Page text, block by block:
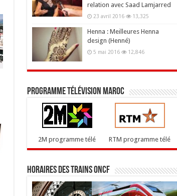
relation avec Saad Lamjarred
23 avril 2016 13,325
Henna : Meilleures Henna
design (Henné)
5 mai 2016 12,846
Programme télévision maroc
2M programme télé RTM programme télé
Horaires des trains ONCF